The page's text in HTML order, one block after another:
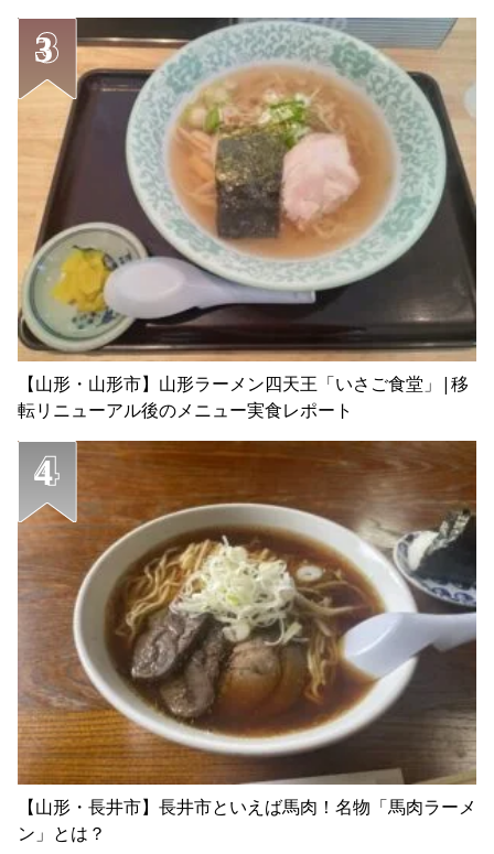
【山形・山形市】山形ラーメン四天王「いさご食堂」|移
転リニューアル後のメニュー実食レポート
【山形・長井市】長井市といえば馬肉！名物「馬肉ラーメ
ン」とは？